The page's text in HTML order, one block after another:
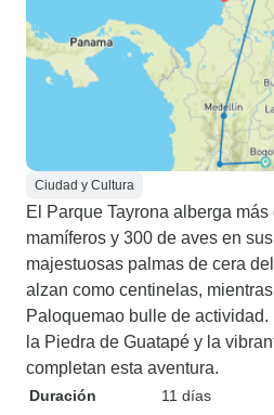
Ciudad y Cultura
El Parque Tayrona alberga
mamíferos y 300 de aves en
majestuosas palmas de cera
alzan como centinelas,
Paloquemao bulle de
la Piedra de Guatapé y la
completan esta aventura.
Duración
11 días